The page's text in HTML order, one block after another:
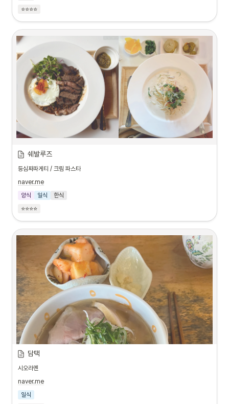
⭐⭐⭐⭐
쉐발루즈
등심짜파게티 / 크림 파스타
naver.me
양식
일식
한식
⭐⭐⭐⭐
담택
시오라멘
naver.me
일식